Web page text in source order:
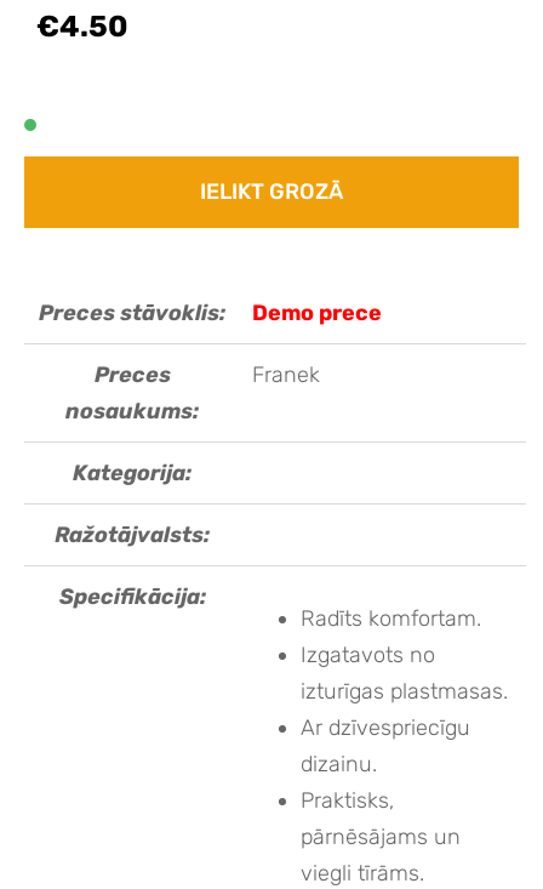
€4.50
IELIKT GROZĀ
Preces stāvoklis: Demo prece
Preces
nosaukums:
Franek
Kategorija:
Ražotājvalsts:
Specifikācija:
Radīts komfortam.
Izgatavots no
izturīgas plastmasas.
Ar dzīvespriecīgu
dizainu.
Praktisks,
pārnēsājams un
viegli tīrāms.